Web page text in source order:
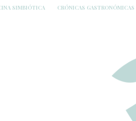
SIMBIÓTICA CRÓNICAS GASTRONÓMICAS